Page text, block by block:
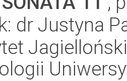
dr Justyna